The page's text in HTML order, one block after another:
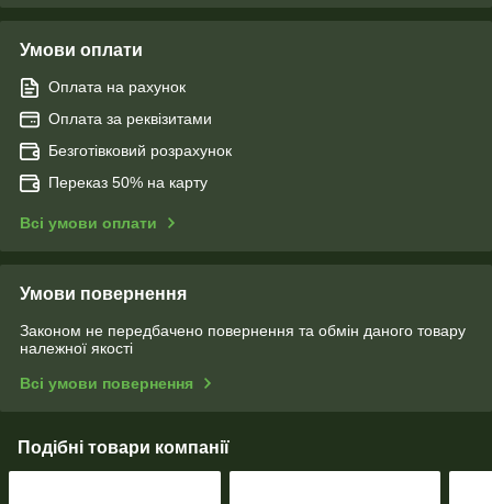
Умови оплати
Оплата на рахунок
Оплата за реквізитами
Безготівковий розрахунок
Переказ 50% на карту
Всі умови оплати
Умови повернення
Законом не передбачено повернення та обмін даного товару
належної якості
Всі умови повернення
Подібні товари компанії